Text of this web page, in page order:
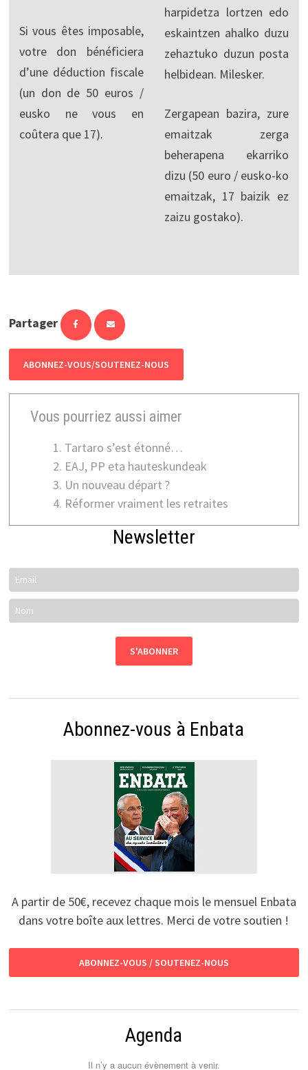
Si vous êtes imposable,
votre don bénéficiera
d’une déduction fiscale
(un don de 50 euros /
eusko ne vous en
coûtera que 17).
harpidetza lortzen edo
eskaintzen ahalko duzu
zehaztuko duzun posta
helbidean. Milesker.
Zergapean bazira, zure
emaitzak zerga
beherapena ekarriko
dizu (50 euro / eusko-ko
emaitzak, 17 baizik ez
zaizu gostako).
Partager
ABONNEZ-VOUS/SOUTENEZ-NOUS
Vous pourriez aussi aimer
Tartaro s’est étonné…
EAJ, PP eta hauteskundeak
Un nouveau départ ?
Réformer vraiment les retraites
Newsletter
Abonnez-vous à Enbata
A partir de 50€, recevez chaque mois le mensuel Enbata
dans votre boîte aux lettres. Merci de votre soutien !
ABONNEZ-VOUS / SOUTENEZ-NOUS
Agenda
Il n’y a aucun évènement à venir.